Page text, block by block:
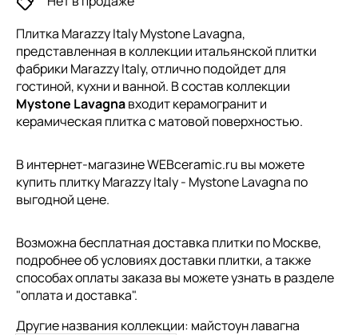
Плитка Marazzy Italy Mystone Lavagna,
представленная в коллекции итальянской плитки
фабрики Marazzy Italy, отлично подойдет для
гостиной, кухни и ванной. В состав коллекции
Mystone Lavagnaвходит керамогранит и
керамическая плитка с матовой поверхностью.
В интернет-магазине WEBceramic.ru вы можете
купить плитку Marazzy Italy - Mystone Lavagna по
выгодной цене.
Возможна бесплатная доставка плитки по Москве,
подробнее об условиях доставки плитки, а также
способах оплаты заказа вы можете узнать в разделе
"оплата и доставка".
Другие названия коллекции: майстоун лавагна